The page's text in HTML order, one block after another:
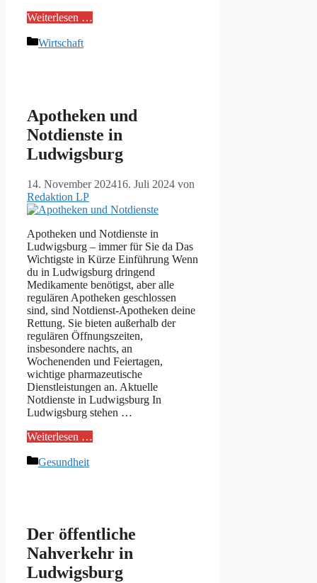
Weiterlesen …
Kategorien
Wirtschaft
Apotheken und
Notdienste in
Ludwigsburg
14. November 202416. Juli 2024 von
Redaktion LP
Apotheken und Notdienste in
Ludwigsburg – immer für Sie da Das
Wichtigste in Kürze Einführung Wenn
du in Ludwigsburg dringend
Medikamente benötigst, aber alle
regulären Apotheken geschlossen
sind, sind Notdienst-Apotheken deine
Rettung. Sie bieten außerhalb der
regulären Öffnungszeiten,
insbesondere nachts, an
Wochenenden und Feiertagen,
wichtige pharmazeutische
Dienstleistungen an. Aktuelle
Notdienste in Ludwigsburg In
Ludwigsburg stehen …
Weiterlesen …
Kategorien
Gesundheit
Der öffentliche
Nahverkehr in
Ludwigsburg